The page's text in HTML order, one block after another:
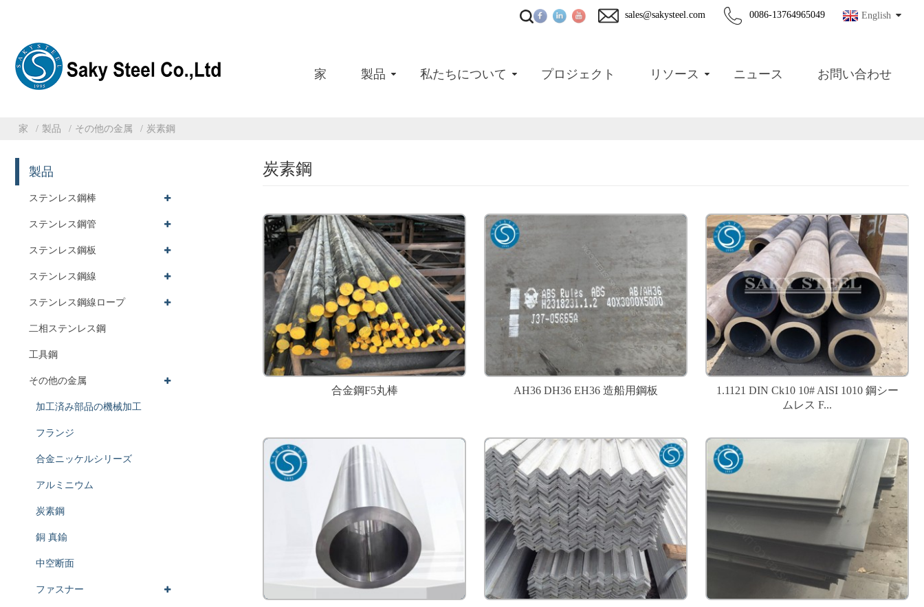
English
0086-13764965049
sales@sakysteel.com
家 製品 私たちについて プロジェクト リソース ニュース お問い合わせ
家 製品 その他の金属 炭素鋼
製品
ステンレス鋼棒
ステンレス鋼管
ステンレス鋼板
ステンレス鋼線
ステンレス鋼線ロープ
二相ステンレス鋼
工具鋼
その他の金属
加工済み部品の機械加工
フランジ
合金ニッケルシリーズ
アルミニウム
炭素鋼
銅 真鍮
中空断面
ファスナー
炭素鋼
合金鋼F5丸棒 AH36 DH36 EH36 造船用鋼板
1.1121 DIN Ck10 10# AISI 1010 鋼シー
ムレス F...